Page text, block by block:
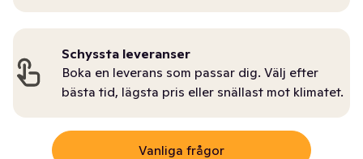
Schyssta leveranser
Boka en leverans som passar dig. Välj efter
bästa tid, lägsta pris eller snällast mot klimatet.
Vanliga frågor